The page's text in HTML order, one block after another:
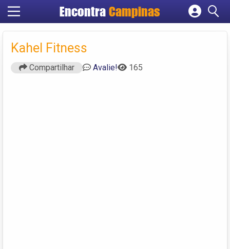
Encontra Campinas
Cadastrar empresa
Kahel Fitness
Compartilhar Avalie! 165